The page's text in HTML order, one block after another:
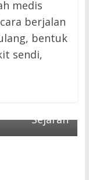
medis
berjalan
bentuk
sendi,
Next →
Termasuk
Terindah
Sejarah